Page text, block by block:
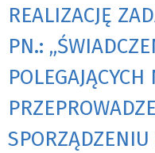
REALIZACJĘ
PN.:
POLEGAJĄCYCH
SPORZĄDZENIU